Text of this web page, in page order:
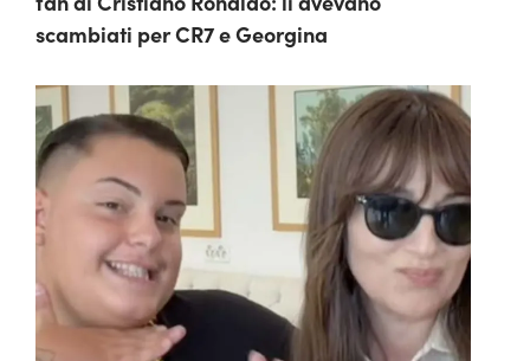
scambiati per CR7 e Georgina